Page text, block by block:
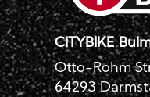
CITYBIKE
Otto-Röhm
64293